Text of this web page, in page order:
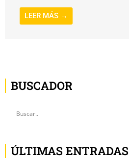
LEER MÁS →
BUSCADOR
ÚLTIMAS ENTRADAS